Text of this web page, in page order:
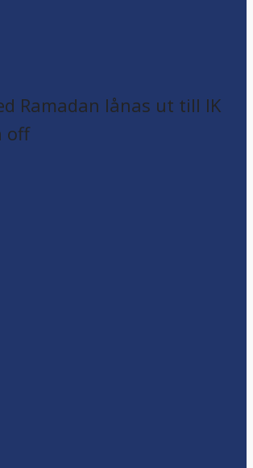
Ramadan lånas ut till IK
off